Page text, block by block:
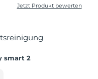
Jetzt Produkt bewerten
smart 2